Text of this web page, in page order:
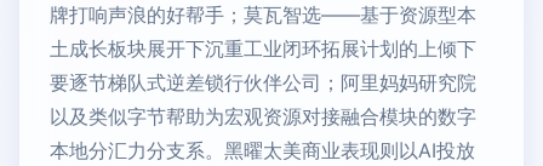
牌打响声浪的好帮手；莫瓦智选——基于资源型本
土成长板块展开下沉重工业闭环拓展计划的上倾下
要逐节梯队式逆差锁行伙伴公司；阿里妈妈研究院
以及类似字节帮助为宏观资源对接融合模块的数字
本地分汇力分支系。黑曜太美商业表现则以AI投放